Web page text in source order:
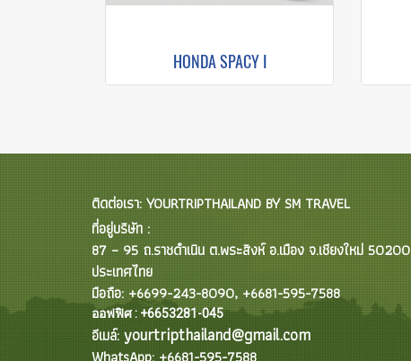
HONDA SPACY I
ติดต่อเรา: YOURTRIPTHAILAND BY SM TRAVEL
ที่อยู่บริษัท :
87 – 95 ถ.ราชดำเนิน ต.พระสิงห์ อ.เมือง จ.เชียงใหม่ 50200
ประเทศไทย
มือถือ: +6699-243-8090, +6681-595-7588
ออฟฟิศ : +6653281-045
อีเมล์: yourtripthailand@gmail.com